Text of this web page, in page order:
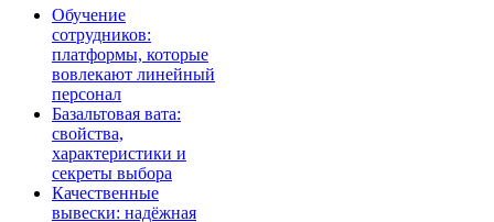
Обучение
сотрудников:
платформы, которые
вовлекают линейный
персонал
Базальтовая вата:
свойства,
характеристики и
секреты выбора
Качественные
вывески: надёжная